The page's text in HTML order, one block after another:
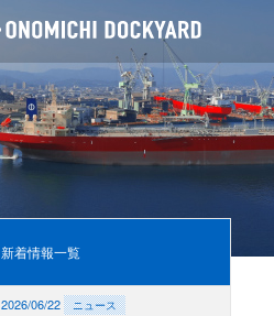
新着情報一覧
2026/06/22 ニュース